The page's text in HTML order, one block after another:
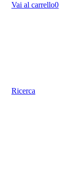
Vai al carrello0
Ricerca